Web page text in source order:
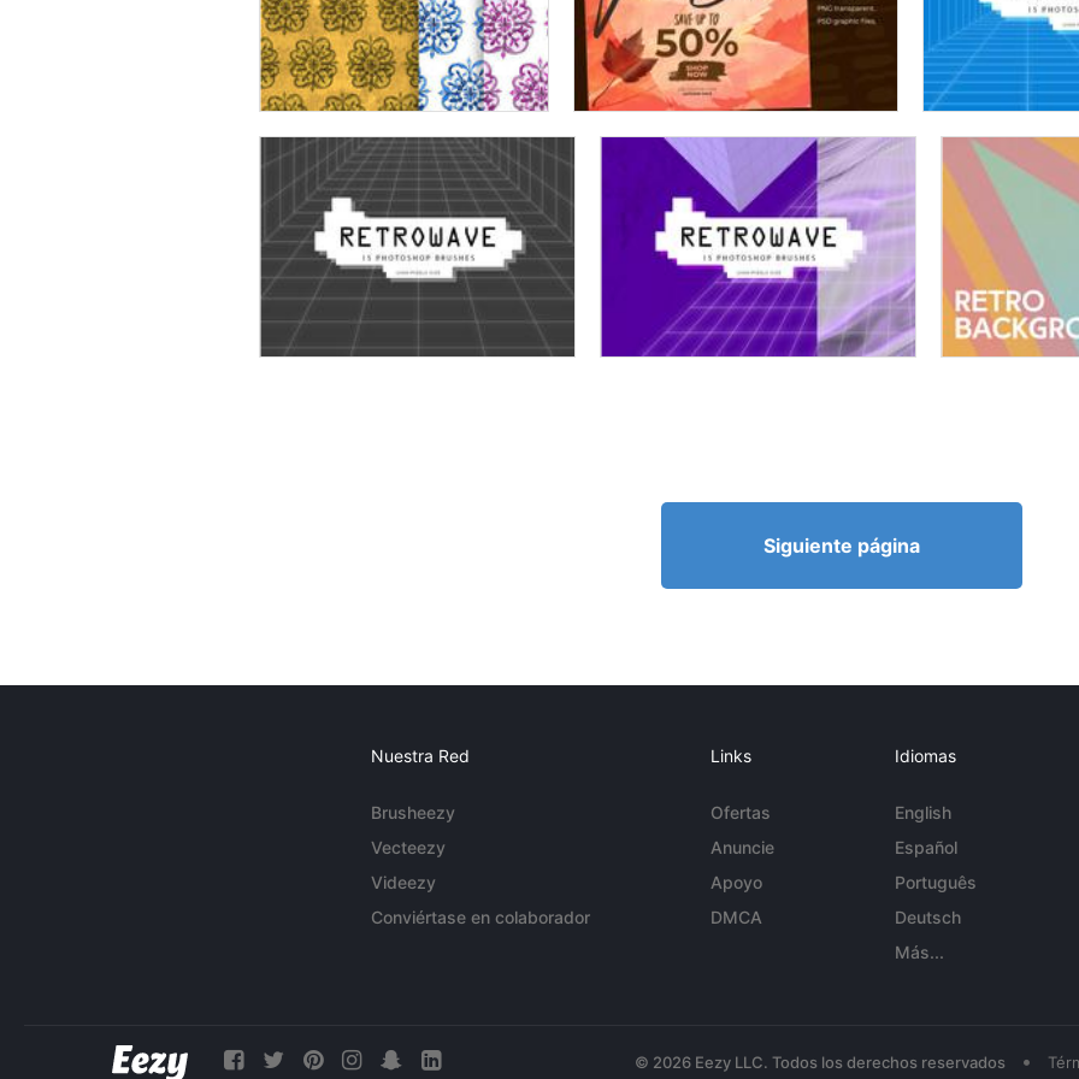
Siguiente página
Nuestra Red
Brusheezy
Vecteezy
Videezy
Conviértase en colaborador
Links
Ofertas
Anuncie
Apoyo
DMCA
Idiomas
English
Español
Português
Deutsch
Más...
© 2026 Eezy LLC. Todos los derechos reservados •